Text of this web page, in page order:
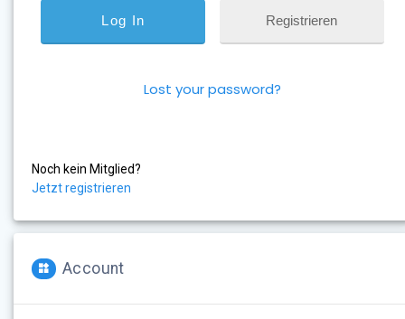
Registrieren
Lost your password?
Noch kein Mitglied?
Jetzt registrieren
Account